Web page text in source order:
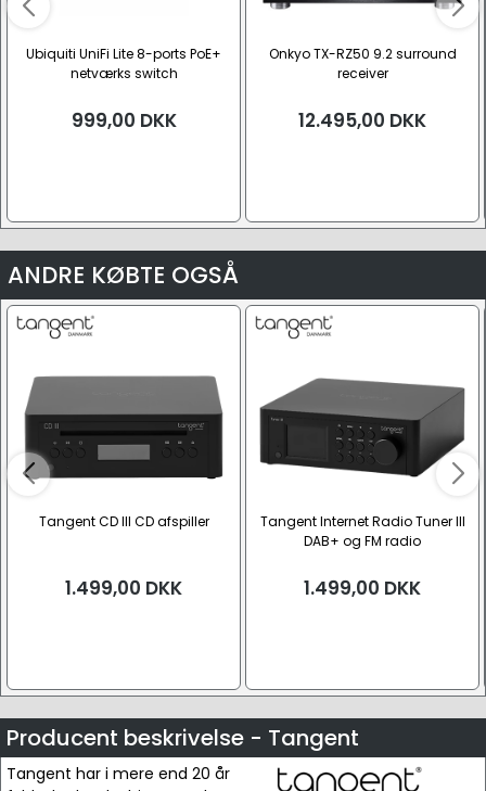
Ubiquiti UniFi Lite 8-ports PoE+
netværks switch
999,00 DKK
Onkyo TX-RZ50 9.2 surround
receiver
12.495,00 DKK
ANDRE KØBTE OGSÅ
Tangent CD III CD afspiller
1.499,00 DKK
Tangent Internet Radio Tuner III
DAB+ og FM radio
1.499,00 DKK
Producent beskrivelse - Tangent
Tangent har i mere end 20 år